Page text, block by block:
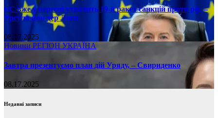
ЄС вже у вересні ухвалить 19-й ракет санкцій проти рф, –
Урсула фон дер Ляєн
08.17.2025
Новини РЕГІОН УКРАЇНА
Завтра презентуємо план дій Уряду, – Свириденко
08.17.2025
Недавні записи